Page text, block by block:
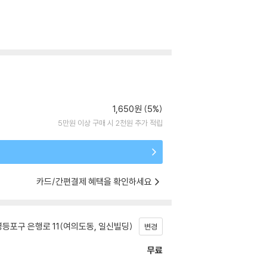
1,650원 (5%)
5만원 이상 구매 시 2천원 추가 적립
카드/간편결제 혜택을 확인하세요
포구 은행로 11(여의도동, 일신빌딩) 변경
무료